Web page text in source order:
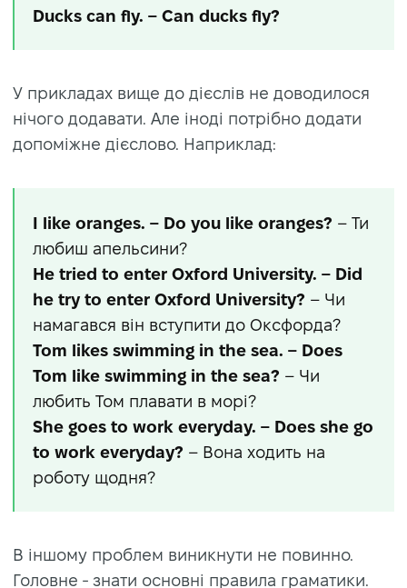
Ducks can fly. – Can ducks fly?
У прикладах вище до дієслів не доводилося
нічого додавати. Але іноді потрібно додати
допоміжне дієслово. Наприклад:
I like oranges. – Do you like oranges? – Ти
любиш апельсини?
He tried to enter Oxford University. – Did
he try to enter Oxford University? – Чи
намагався він вступити до Оксфорда?
Tom likes swimming in the sea. – Does
Tom like swimming in the sea? – Чи
любить Том плавати в морі?
She goes to work everyday. – Does she go
to work everyday? – Вона ходить на
роботу щодня?
В іншому проблем виникнути не повинно.
Головне - знати основні правила граматики.